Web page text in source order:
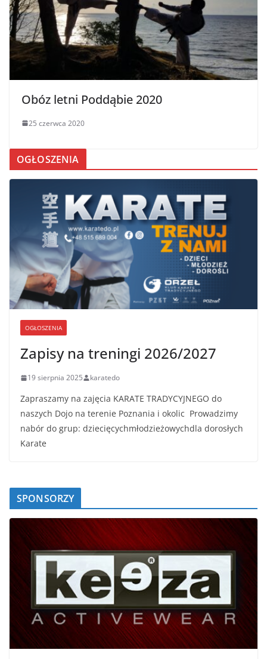
Obóz letni Poddąbie 2020
25 czerwca 2020
OGŁOSZENIA
OGŁOSZENIA
Zapisy na treningi 2026/2027
19 sierpnia 2025 karatedo
Zapraszamy na zajęcia KARATE TRADYCYJNEGO do
naszych Dojo na terenie Poznania i okolic Prowadzimy
nabór do grup: dziecięcychmłodzieżowychdla dorosłych
Karate
SPONSORZY